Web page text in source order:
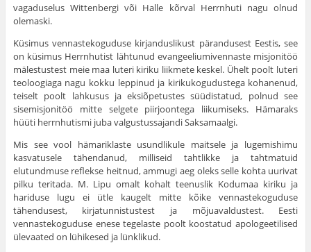
vagaduselus Wittenbergi või Halle kõrval Herrnhuti nagu olnud
olemaski.
Küsimus vennastekoguduse kirjanduslikust pärandusest Eestis, see
on küsimus Herrnhutist lähtunud evangeeliumivennaste misjonitöö
mälestustest meie maa luteri kiriku liikmete keskel. Ühelt poolt luteri
teoloogiaga nagu kokku leppinud ja kirikukogudustega kohanenud,
teiselt poolt lahkusus ja eksiõpetustes süüdistatud, polnud see
sisemisjonitöö mitte selgete piir­joontega liikumiseks. Hämaraks
hüüti herrnhutismi juba valgustussajandi Saksamaalgi.
Mis see vool hämariklaste usundlikule maitsele ja lugemis­himu
kasvatusele tähendanud, milliseid tahtlikke ja tahtmatuid
elutundmuse reflekse heitnud, ammugi aeg oleks selle kohta uurivat
pilku teritada. M. Lipu omalt kohalt teenuslik Kodu­maa kiriku ja
hariduse lugu ei ütle kaugelt mitte kõike vennaste­koguduse
tähendusest, kirjatunnistustest ja mõjuavaldustest. Eesti
vennastekoguduse enese tegelaste poolt koostatud apologeetilised
ülevaated on lühikesed ja lünklikud.